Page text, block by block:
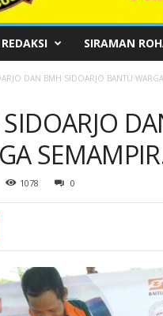
REDAKSI SIRAMAN
DAN BMH SIDOARJO BANTU
1078 0